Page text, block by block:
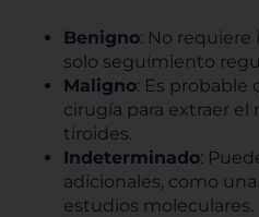
Benigno: No
solo seguimiento
Maligno: Es probable
cirugía para extraer el
tiroides.
Indeterminado:
adicionales, como
estudios moleculares.